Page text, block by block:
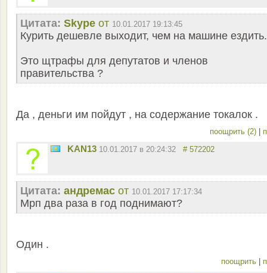
Цитата: Skype от 10.01.2017 19:13:45
Курить дешевле выходит, чем на машине ездить.
Это щтрафы для депутатов и членов
правительства ?
Да , деньги им пойдут , на содержание токалок .
поощрить (2)
KAN13 10.01.2017 в 20:24:32 # 572202
Цитата: андремас от 10.01.2017 17:17:34
Мрп два раза в год поднимают?
Один .
поощрить